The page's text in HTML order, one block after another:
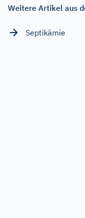
Weitere Artikel aus
Septikämie